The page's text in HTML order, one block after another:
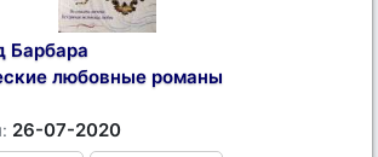
Барбара
любовные романы
26-07-2020